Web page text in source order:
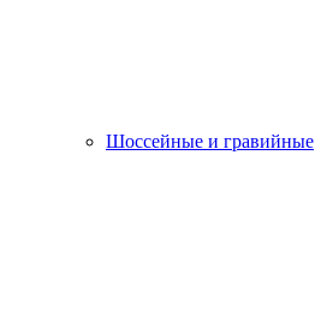
Шоссейные и гравийные